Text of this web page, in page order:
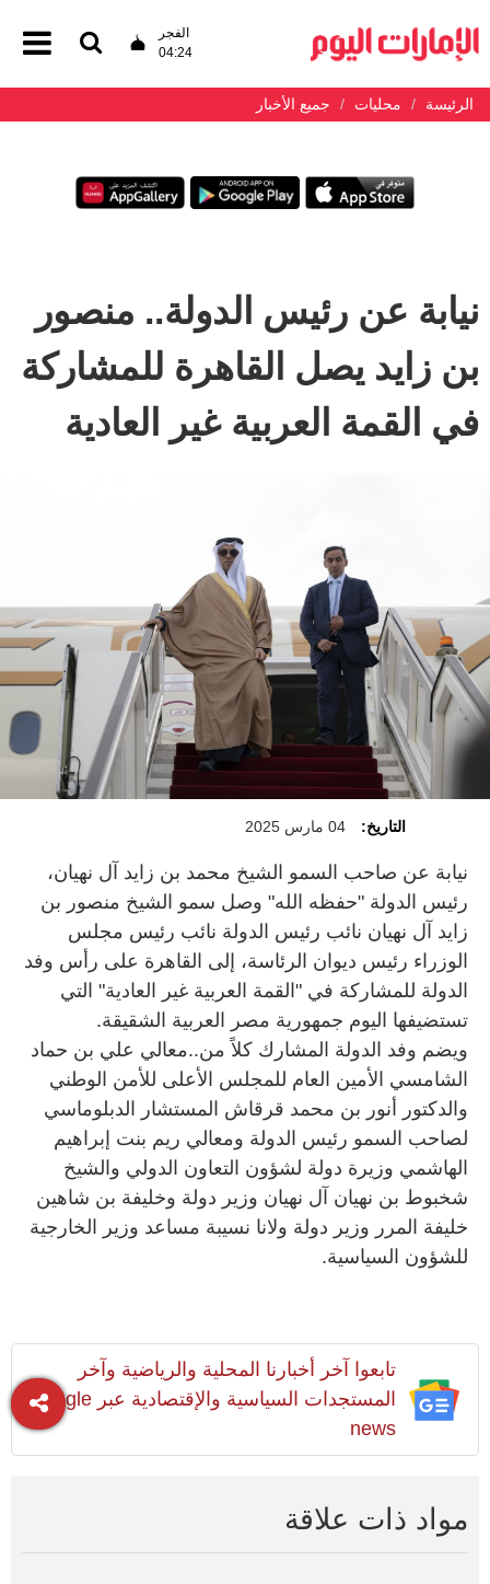
الفجر
04:24
الرئيسة محليات جميع الأخبار
نيابة عن رئيس الدولة.. منصور
بن زايد يصل القاهرة للمشاركة
في القمة العربية غير العادية
التاريخ: 04 مارس 2025
نيابة عن صاحب السمو الشيخ محمد بن زايد آل نهيان،
رئيس الدولة "حفظه الله" وصل سمو الشيخ منصور بن
زايد آل نهيان نائب رئيس الدولة نائب رئيس مجلس
الوزراء رئيس ديوان الرئاسة، إلى القاهرة على رأس وفد
الدولة للمشاركة في "القمة العربية غير العادية" التي
تستضيفها اليوم جمهورية مصر العربية الشقيقة.
ويضم وفد الدولة المشارك كلاً من..معالي علي بن حماد
الشامسي الأمين العام للمجلس الأعلى للأمن الوطني
والدكتور أنور بن محمد قرقاش المستشار الدبلوماسي
لصاحب السمو رئيس الدولة ومعالي ريم بنت إبراهيم
الهاشمي وزيرة دولة لشؤون التعاون الدولي والشيخ
شخبوط بن نهيان آل نهيان وزير دولة وخليفة بن شاهين
خليفة المرر وزير دولة ولانا نسيبة مساعد وزير الخارجية
للشؤون السياسية.
تابعوا آخر أخبارنا المحلية والرياضية وآخر
المستجدات السياسية والإقتصادية عبر Google
news
مواد ذات علاقة